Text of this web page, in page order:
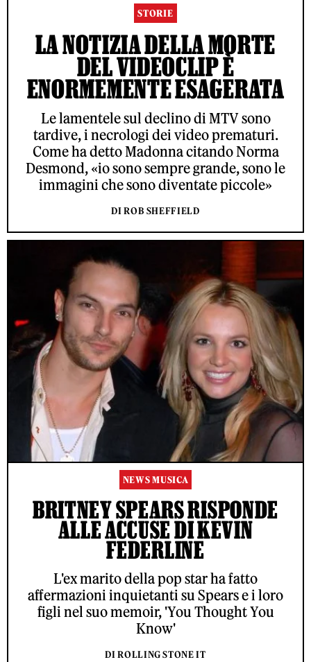
STORIE
LA NOTIZIA DELLA MORTE
DEL VIDEOCLIP È
ENORMEMENTE ESAGERATA
Le lamentele sul declino di MTV sono
tardive, i necrologi dei video prematuri.
Come ha detto Madonna citando Norma
Desmond, «io sono sempre grande, sono le
immagini che sono diventate piccole»
DI ROB SHEFFIELD
NEWS MUSICA
BRITNEY SPEARS RISPONDE
ALLE ACCUSE DI KEVIN
FEDERLINE
L'ex marito della pop star ha fatto
affermazioni inquietanti su Spears e i loro
figli nel suo memoir, 'You Thought You
Know'
DI ROLLING STONE IT